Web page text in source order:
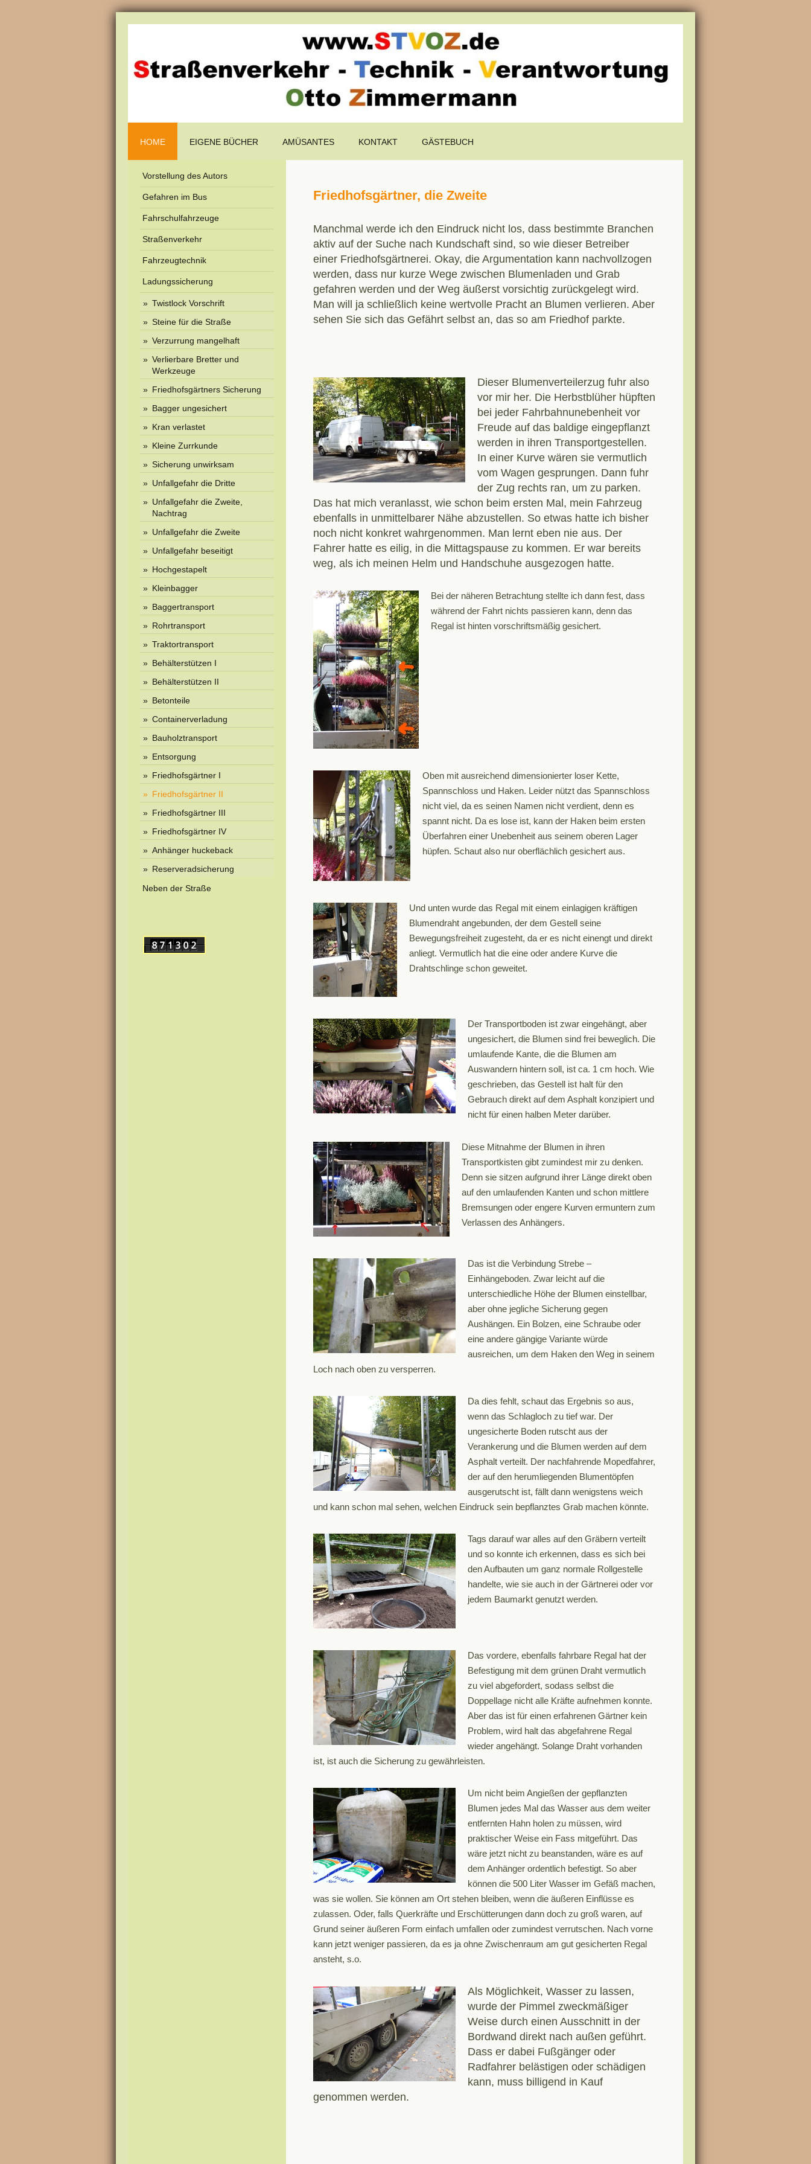
HOME EIGENE BÜCHER AMÜSANTES KONTAKT GÄSTEBUCH
Friedhofsgärtner, die Zweite
Manchmal werde ich den Eindruck nicht los, dass bestimmte Branchen
aktiv auf der Suche nach Kundschaft sind, so wie dieser Betreiber
einer Friedhofsgärtnerei. Okay, die Argumentation kann nachvollzogen
werden, dass nur kurze Wege zwischen Blumenladen und Grab
gefahren werden und der Weg äußerst vorsichtig zurückgelegt wird.
Man will ja schließlich keine wertvolle Pracht an Blumen verlieren. Aber
sehen Sie sich das Gefährt selbst an, das so am Friedhof parkte.
Dieser Blumenverteilerzug fuhr also
vor mir her. Die Herbstblüher hüpften
bei jeder Fahrbahnunebenheit vor
Freude auf das baldige eingepflanzt
werden in ihren Transportgestellen.
In einer Kurve wären sie vermutlich
vom Wagen gesprungen. Dann fuhr
der Zug rechts ran, um zu parken.
Das hat mich veranlasst, wie schon beim ersten Mal, mein Fahrzeug
ebenfalls in unmittelbarer Nähe abzustellen. So etwas hatte ich bisher
noch nicht konkret wahrgenommen. Man lernt eben nie aus. Der
Fahrer hatte es eilig, in die Mittagspause zu kommen. Er war bereits
weg, als ich meinen Helm und Handschuhe ausgezogen hatte.
Bei der näheren Betrachtung stellte ich dann fest, dass
während der Fahrt nichts passieren kann, denn das
Regal ist hinten vorschriftsmäßig gesichert.
Oben mit ausreichend dimensionierter loser Kette,
Spannschloss und Haken. Leider nützt das Spannschloss
nicht viel, da es seinen Namen nicht verdient, denn es
spannt nicht. Da es lose ist, kann der Haken beim ersten
Überfahren einer Unebenheit aus seinem oberen Lager
hüpfen. Schaut also nur oberflächlich gesichert aus.
Und unten wurde das Regal mit einem einlagigen kräftigen
Blumendraht angebunden, der dem Gestell seine
Bewegungsfreiheit zugesteht, da er es nicht einengt und direkt
anliegt. Vermutlich hat die eine oder andere Kurve die
Drahtschlinge schon geweitet.
Der Transportboden ist zwar eingehängt, aber
ungesichert, die Blumen sind frei beweglich. Die
umlaufende Kante, die die Blumen am
Auswandern hintern soll, ist ca. 1 cm hoch. Wie
geschrieben, das Gestell ist halt für den
Gebrauch direkt auf dem Asphalt konzipiert und
nicht für einen halben Meter darüber.
Diese Mitnahme der Blumen in ihren
Transportkisten gibt zumindest mir zu denken.
Denn sie sitzen aufgrund ihrer Länge direkt oben
auf den umlaufenden Kanten und schon mittlere
Bremsungen oder engere Kurven ermuntern zum
Verlassen des Anhängers.
Das ist die Verbindung Strebe –
Einhängeboden. Zwar leicht auf die
unterschiedliche Höhe der Blumen einstellbar,
aber ohne jegliche Sicherung gegen
Aushängen. Ein Bolzen, eine Schraube oder
eine andere gängige Variante würde
ausreichen, um dem Haken den Weg in seinem
Loch nach oben zu versperren.
Da dies fehlt, schaut das Ergebnis so aus,
wenn das Schlagloch zu tief war. Der
ungesicherte Boden rutscht aus der
Verankerung und die Blumen werden auf dem
Asphalt verteilt. Der nachfahrende Mopedfahrer,
der auf den herumliegenden Blumentöpfen
ausgerutscht ist, fällt dann wenigstens weich
und kann schon mal sehen, welchen Eindruck sein bepflanztes Grab machen könnte.
Tags darauf war alles auf den Gräbern verteilt
und so konnte ich erkennen, dass es sich bei
den Aufbauten um ganz normale Rollgestelle
handelte, wie sie auch in der Gärtnerei oder vor
jedem Baumarkt genutzt werden.
Das vordere, ebenfalls fahrbare Regal hat der
Befestigung mit dem grünen Draht vermutlich
zu viel abgefordert, sodass selbst die
Doppellage nicht alle Kräfte aufnehmen konnte.
Aber das ist für einen erfahrenen Gärtner kein
Problem, wird halt das abgefahrene Regal
wieder angehängt. Solange Draht vorhanden
ist, ist auch die Sicherung zu gewährleisten.
Um nicht beim Angießen der gepflanzten
Blumen jedes Mal das Wasser aus dem weiter
entfernten Hahn holen zu müssen, wird
praktischer Weise ein Fass mitgeführt. Das
wäre jetzt nicht zu beanstanden, wäre es auf
dem Anhänger ordentlich befestigt. So aber
können die 500 Liter Wasser im Gefäß machen,
was sie wollen. Sie können am Ort stehen bleiben, wenn die äußeren Einflüsse es
zulassen. Oder, falls Querkräfte und Erschütterungen dann doch zu groß waren, auf
Grund seiner äußeren Form einfach umfallen oder zumindest verrutschen. Nach vorne
kann jetzt weniger passieren, da es ja ohne Zwischenraum am gut gesicherten Regal
ansteht, s.o.
Als Möglichkeit, Wasser zu lassen,
wurde der Pimmel zweckmäßiger
Weise durch einen Ausschnitt in der
Bordwand direkt nach außen geführt.
Dass er dabei Fußgänger oder
Radfahrer belästigen oder schädigen
kann, muss billigend in Kauf
genommen werden.
Vorstellung des Autors
Gefahren im Bus
Fahrschulfahrzeuge
Straßenverkehr
Fahrzeugtechnik
Ladungssicherung
Twistlock Vorschrift
Steine für die Straße
Verzurrung mangelhaft
Verlierbare Bretter und
Werkzeuge
Friedhofsgärtners Sicherung
Bagger ungesichert
Kran verlastet
Kleine Zurrkunde
Sicherung unwirksam
Unfallgefahr die Dritte
Unfallgefahr die Zweite,
Nachtrag
Unfallgefahr die Zweite
Unfallgefahr beseitigt
Hochgestapelt
Kleinbagger
Baggertransport
Rohrtransport
Traktortransport
Behälterstützen I
Behälterstützen II
Betonteile
Containerverladung
Bauholztransport
Entsorgung
Friedhofsgärtner I
Friedhofsgärtner II
Friedhofsgärtner III
Friedhofsgärtner IV
Anhänger huckeback
Reserveradsicherung
Neben der Straße